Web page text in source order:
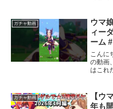
しファ
コが使
ガチャ動画
ウマ
ィー
ーム
こんに
の動画
はこれ
チャ
📢✨
ガチャ動画
【ウ
年も